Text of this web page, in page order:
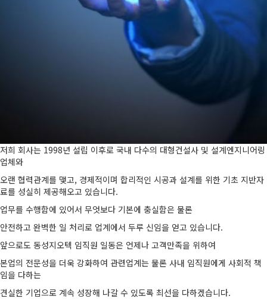
저희 회사는 1998년 설립 이후로 국내 다수의 대형건설사 및 설계엔지니어링
업체와
오랜 협력관계를 맺고, 경제적이며 합리적인 시공과 설계를 위한 기초 지반자
료를 성실히 제공해오고 있습니다.
업무를 수행함에 있어서 무엇보다 기본에 충실함은 물론
안전하고 완벽한 일 처리로 업계에서 두루 신임을 얻고 있습니다.
앞으로도 동성지오텍 임직원 일동은 언제나 고객만족을 위하여
본업의 전문성을 더욱 강화하여 관련업계는 물론 사내 임직원에게 사회적 책
임을 다하는
견실한 기업으로 계속 성장해 나갈 수 있도록 최선을 다하겠습니다.